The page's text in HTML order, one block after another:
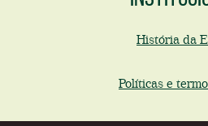
História da
Políticas e